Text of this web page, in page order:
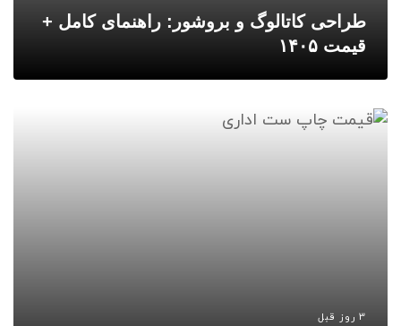
طراحی کاتالوگ و بروشور: راهنمای کامل +
قیمت ۱۴۰۵
3 روز قبل